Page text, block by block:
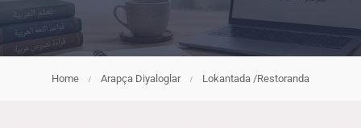
Home Arapça Diyaloglar Lokantada /Restoranda